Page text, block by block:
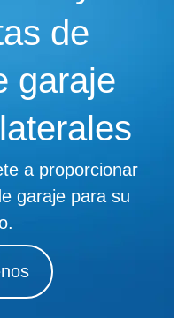
de
garaje
a proporcionar
garaje para su